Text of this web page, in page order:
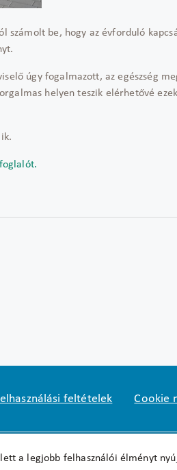
a legjobb felhasználói élményt
számolt be, hogy az évforduló
úgy fogalmazott, az egészség
helyen teszik elérhetővé
feltételek Cookie
okfo@okfo.gov.hu